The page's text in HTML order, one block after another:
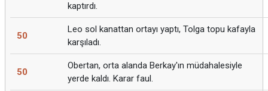
kaptırdı.
50
Leo sol kanattan ortayı yaptı, Tolga topu kafayla
karşıladı.
50
Obertan, orta alanda Berkay'ın müdahalesiyle
yerde kaldı. Karar faul.